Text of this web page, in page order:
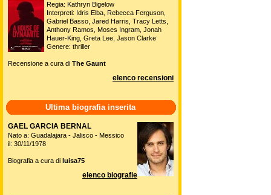
Regia: Kathryn Bigelow
Interpreti: Idris Elba, Rebecca Ferguson,
Gabriel Basso, Jared Harris, Tracy Letts,
Anthony Ramos, Moses Ingram, Jonah
Hauer-King, Greta Lee, Jason Clarke
Genere: thriller
Recensione a cura di The Gaunt
elenco recensioni
Ultima biografia inserita
GAEL GARCIA BERNAL
Nato a: Guadalajara - Jalisco - Messico
il: 30/11/1978
Biografia a cura di luisa75
elenco biografie